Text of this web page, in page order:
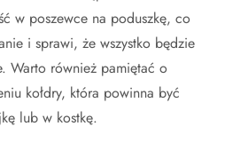
w poszewce na poduszkę, co
i sprawi, że wszystko będzie
Warto również pamiętać o
kołdry, która powinna być
lub w kostkę.